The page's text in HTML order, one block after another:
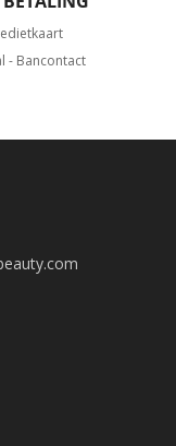
- Bancontact